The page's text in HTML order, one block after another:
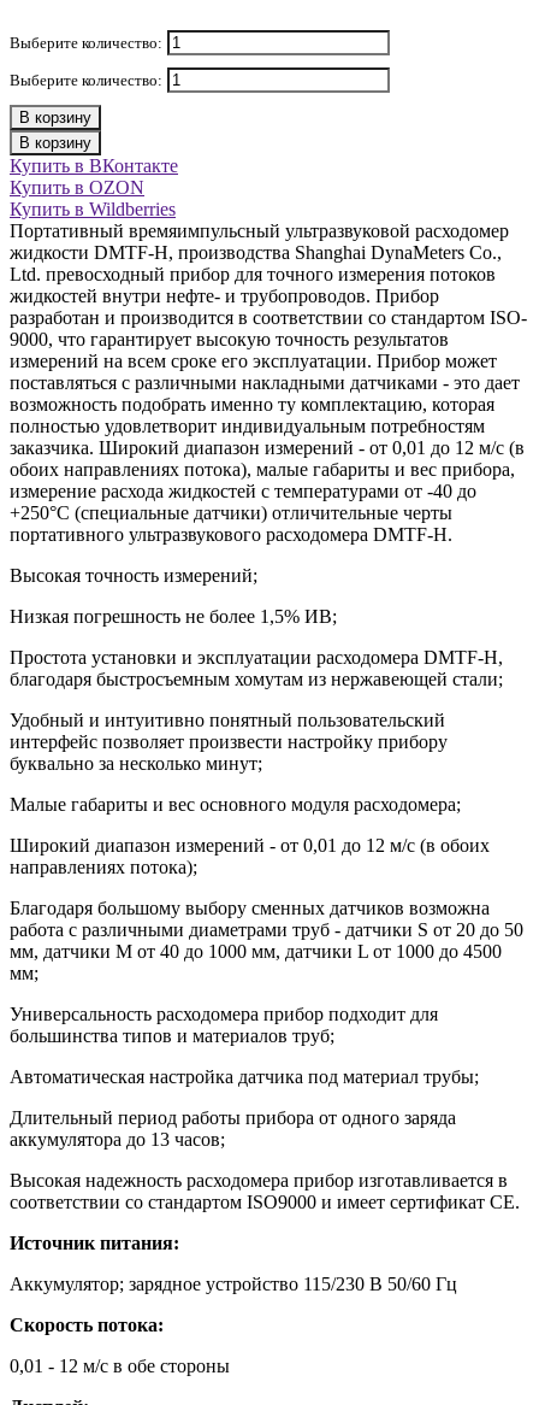
Выберите количество:
Выберите количество:
В корзину
В корзину
Купить в ВКонтакте
Купить в OZON
Купить в Wildberries
Портативный времяимпульсный ультразвуковой расходомер
жидкости DMTF-H, производства Shanghai DynaMeters Co.,
Ltd. превосходный прибор для точного измерения потоков
жидкостей внутри нефте- и трубопроводов. Прибор
разработан и производится в соответствии со стандартом ISO-
9000, что гарантирует высокую точность результатов
измерений на всем сроке его эксплуатации. Прибор может
поставляться с различными накладными датчиками - это дает
возможность подобрать именно ту комплектацию, которая
полностью удовлетворит индивидуальным потребностям
заказчика. Широкий диапазон измерений - от 0,01 до 12 м/с (в
обоих направлениях потока), малые габариты и вес прибора,
измерение расхода жидкостей с температурами от -40 до
+250°С (специальные датчики) отличительные черты
портативного ультразвукового расходомера DMTF-H.
Высокая точность измерений;
Низкая погрешность не более 1,5% ИВ;
Простота установки и эксплуатации расходомера DMTF-H,
благодаря быстросъемным хомутам из нержавеющей стали;
Удобный и интуитивно понятный пользовательский
интерфейс позволяет произвести настройку прибору
буквально за несколько минут;
Малые габариты и вес основного модуля расходомера;
Широкий диапазон измерений - от 0,01 до 12 м/с (в обоих
направлениях потока);
Благодаря большому выбору сменных датчиков возможна
работа с различными диаметрами труб - датчики S от 20 до 50
мм, датчики M от 40 до 1000 мм, датчики L от 1000 до 4500
мм;
Универсальность расходомера прибор подходит для
большинства типов и материалов труб;
Автоматическая настройка датчика под материал трубы;
Длительный период работы прибора от одного заряда
аккумулятора до 13 часов;
Высокая надежность расходомера прибор изготавливается в
соответствии со стандартом ISO9000 и имеет сертификат СЕ.
Источник питания:
Аккумулятор; зарядное устройство 115/230 В 50/60 Гц
Скорость потока:
0,01 - 12 м/с в обе стороны